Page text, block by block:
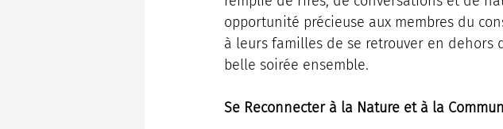
opportunité précieuse aux membres du
à leurs familles de se retrouver en dehors
belle soirée ensemble.
Se Reconnecter à la Nature et à la